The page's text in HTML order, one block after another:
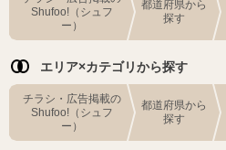
Shufoo!（シュフ
ー）
都道府県から
探す
エリア×カテゴリから探す
チラシ・広告掲載の
Shufoo!（シュフ
ー）
都道府県から
探す